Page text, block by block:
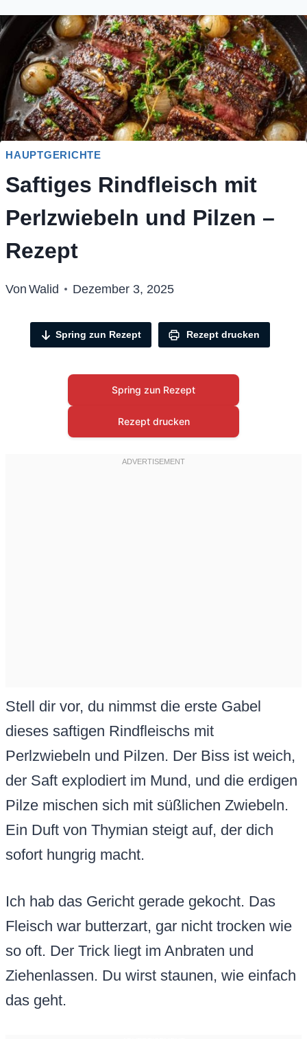
HAUPTGERICHTE
Saftiges Rindfleisch mit
Perlzwiebeln und Pilzen –
Rezept
Von Walid Dezember 3, 2025
Spring zun Rezept Rezept drucken
Spring zun Rezept
Rezept drucken
Stell dir vor, du nimmst die erste Gabel
dieses saftigen Rindfleischs mit
Perlzwiebeln und Pilzen. Der Biss ist weich,
der Saft explodiert im Mund, und die erdigen
Pilze mischen sich mit süßlichen Zwiebeln.
Ein Duft von Thymian steigt auf, der dich
sofort hungrig macht.
Ich hab das Gericht gerade gekocht. Das
Fleisch war butterzart, gar nicht trocken wie
so oft. Der Trick liegt im Anbraten und
Ziehenlassen. Du wirst staunen, wie einfach
das geht.